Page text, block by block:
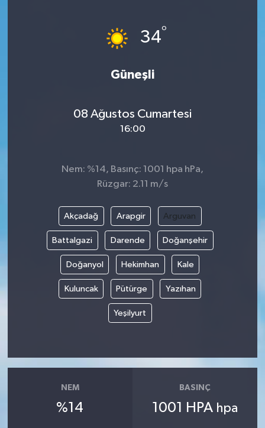
34°
Güneşli
08 Ağustos Cumartesi
16:00
Nem: %14, Basınç: 1001 hpa hPa,
Rüzgar: 2.11 m/s
Akçadağ Arapgir Arguvan
Battalgazi Darende Doğanşehir
Doğanyol Hekimhan Kale
Kuluncak Pütürge Yazıhan
Yeşilyurt
NEM
%14
BASINÇ
1001 HPA hpa
Yüksek İstişare Kurulu